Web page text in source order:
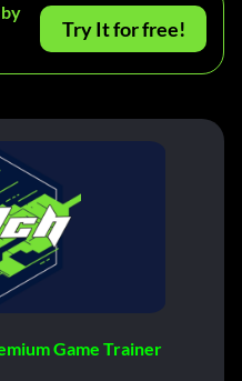
Try It for free!
Game Trainer